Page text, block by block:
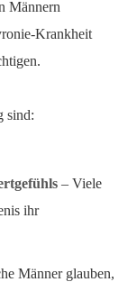
Männern
Krankheit
sind:
– Viele
ihr
Männer glauben,